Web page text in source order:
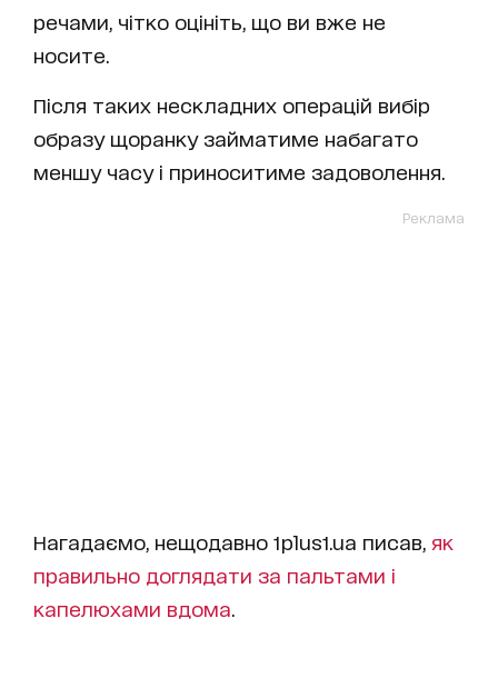
речами, чітко оцініть, що ви вже не
носите.
Після таких нескладних операцій вибір
образу щоранку займатиме набагато
меншу часу і приноситиме задоволення.
Реклама
Нагадаємо, нещодавно 1plus1.ua писав, як
правильно доглядати за пальтами і
капелюхами вдома